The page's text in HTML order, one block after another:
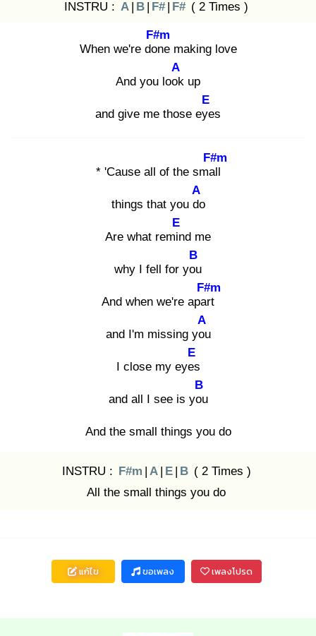
INSTRU : A | B | F# | F# ( 2 Times )
When we're don
F#m
e making love
And you look
A
up
and give me those eye
E
s
* 'Cause all of the small
F#m
things that you do
A
Are what remin
E
d me
why I fell for you
B
And when we're apart
F#m
and I'm missing you
A
I close my eyes
E
and all I see is you
B
And the small things you do
INSTRU : F#m | A | E | B ( 2 Times )
All the small things you do
แก้ไข ขอเพลง เพลงโปรด